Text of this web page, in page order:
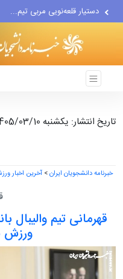
دستیار قلعه‌نویی مربی تیم...
انتشار اخبار جعلی توسط...
تاریخ انتشار: یکشنبه 1405/03/10 - 01:30
خبرنامه دانشجویان ایران> آخرین اخبار
قهرمانی تیم
ورزش